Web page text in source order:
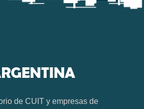
de CUIT y empresas de